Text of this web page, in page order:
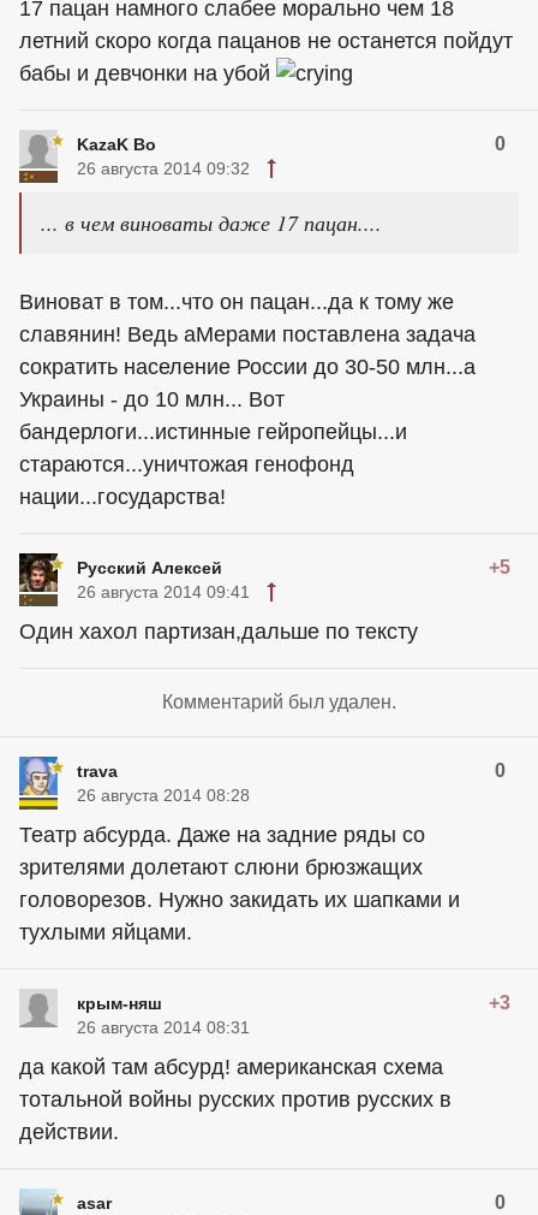
17 пацан намного слабее морально чем 18
летний скоро когда пацанов не останется пойдут
бабы и девчонки на убой
KazaK Bo 0
26 августа 2014 09:32
... в чем виноваты даже 17 пацан....
Виноват в том...что он пацан...да к тому же
славянин! Ведь аМерами поставлена задача
сократить население России до 30-50 млн...а
Украины - до 10 млн... Вот
бандерлоги...истинные гейропейцы...и
стараются...уничтожая генофонд
нации...государства!
Русский Алексей +5
26 августа 2014 09:41
Один хахол партизан,дальше по тексту
Комментарий был удален.
trava 0
26 августа 2014 08:28
Театр абсурда. Даже на задние ряды со
зрителями долетают слюни брюзжащих
головорезов. Нужно закидать их шапками и
тухлыми яйцами.
крым-няш +3
26 августа 2014 08:31
да какой там абсурд! американская схема
тотальной войны русских против русских в
действии.
asar 0